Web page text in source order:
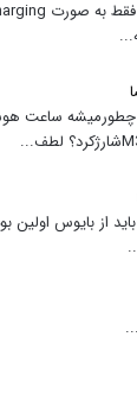
ساعت
از بایوس